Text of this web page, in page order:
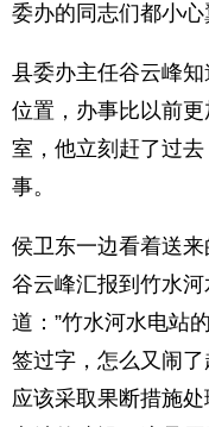
委办的同志们都小心
县委办主任谷云峰
位置，办事比以前
室，他立刻赶了过
事。
侯卫东一边看着送
谷云峰汇报到竹水
道：”竹水河水电站
签过字，怎么又闹
应该采取果断措施